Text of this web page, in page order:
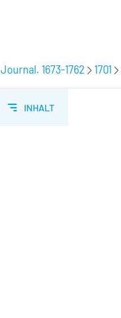
Journal. 1673-1762 1701
INHALT